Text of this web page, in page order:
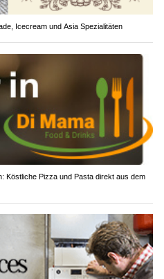
Icecream und Asia Spezialitäten
Köstliche Pizza und Pasta direkt aus dem